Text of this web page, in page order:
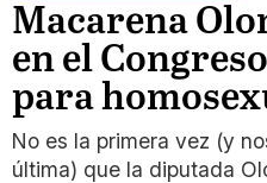
Macarena
en el
para
No es la primera vez (y
última) que la diputada